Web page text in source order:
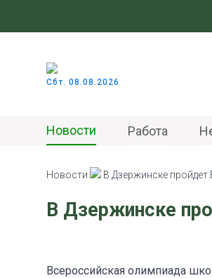
Сбт. 08.08.2026
Новости Работа
Новости В Дзержинске
В Дзержинске
Всероссийская олимпиада